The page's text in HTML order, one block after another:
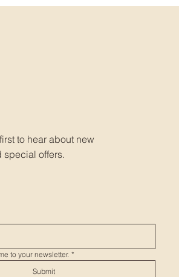
to hear about new
special offers.
to your newsletter. *
Submit